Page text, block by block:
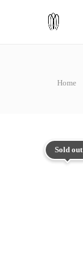
Home
Sold out